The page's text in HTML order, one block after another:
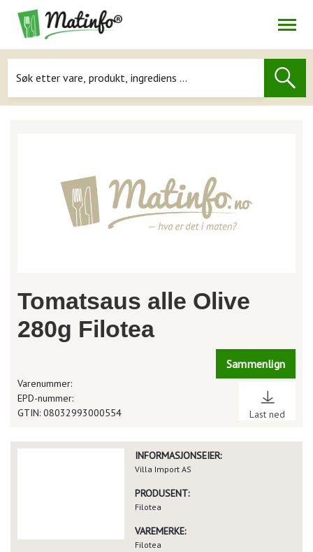
Navigasjon
Tomatsaus alle Olive
280g Filotea
Sammenlign
Last ned
Varenummer:
EPD-nummer:
GTIN: 08032993000554
INFORMASJONSEIER:
Villa Import AS
PRODUSENT:
Filotea
VAREMERKE:
Filotea